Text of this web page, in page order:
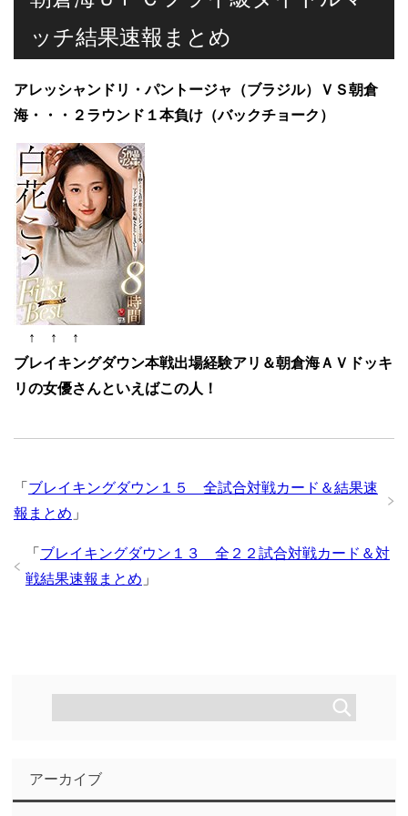
ッチ結果速報まとめ
アレッシャンドリ・パントージャ（ブラジル）ＶＳ朝倉
海・・・２ラウンド１本負け（バックチョーク）
↑ ↑ ↑
ブレイキングダウン本戦出場経験アリ＆朝倉海ＡＶドッキ
リの女優さんといえばこの人！
「 ブレイキングダウン１５ 全試合対戦カード＆結果速
報まとめ 」
「 ブレイキングダウン１３ 全２２試合対戦カード＆対
戦結果速報まとめ 」
アーカイブ